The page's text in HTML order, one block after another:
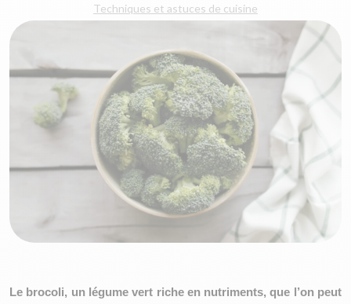
Techniques et astuces de cuisine
Le brocoli, un légume vert riche en nutriments, que l’on peut